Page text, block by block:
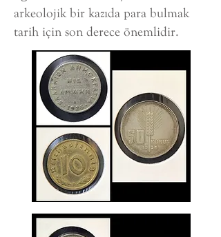
arkeolojik bir kazıda para bulmak
tarih için son derece önemlidir.